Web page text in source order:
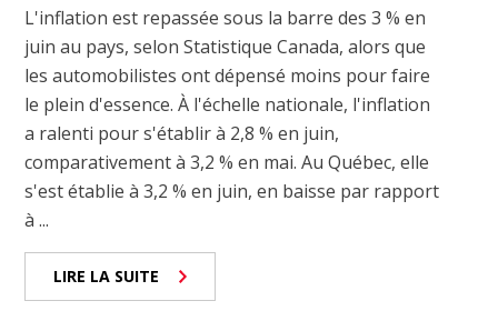
L'inflation est repassée sous la barre des 3 % en
juin au pays, selon Statistique Canada, alors que
les automobilistes ont dépensé moins pour faire
le plein d'essence. À l'échelle nationale, l'inflation
a ralenti pour s'établir à 2,8 % en juin,
comparativement à 3,2 % en mai. Au Québec, elle
s'est établie à 3,2 % en juin, en baisse par rapport
à ...
LIRE LA SUITE